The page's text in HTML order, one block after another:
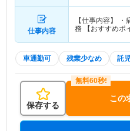
仕事内容
【仕事内容】
務 【おすすめ
車通勤可 残業少なめ 託
保存する
この